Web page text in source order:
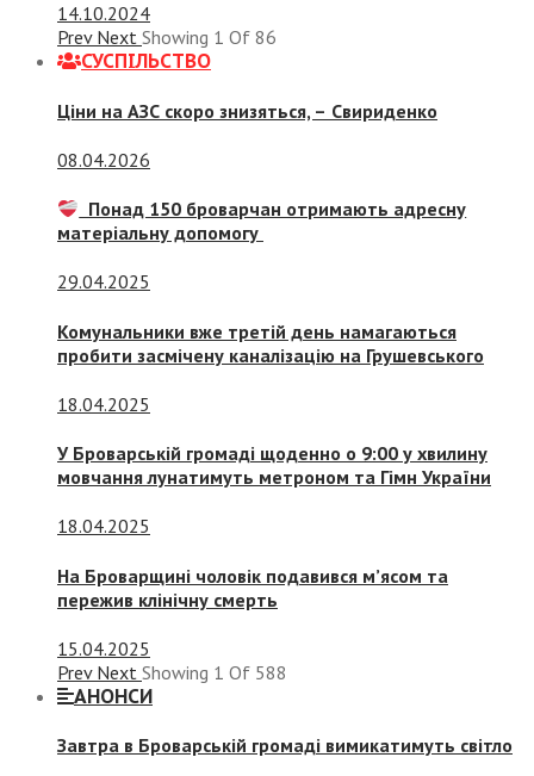
14.10.2024
Prev Next Showing 1 Of 86
СУСПIЛЬСТВО
Ціни на АЗС скоро знизяться, – Свириденко
08.04.2026
Понад 150 броварчан отримають адресну
матеріальну допомогу
29.04.2025
Комунальники вже третій день намагаються
пробити засмічену каналізацію на Грушевського
18.04.2025
У Броварській громаді щоденно о 9:00 у хвилину
мовчання лунатимуть метроном та Гімн України
18.04.2025
На Броварщині чоловік подавився м’ясом та
пережив клінічну смерть
15.04.2025
Prev Next Showing 1 Of 588
АНОНСИ
Завтра в Броварській громаді вимикатимуть світло